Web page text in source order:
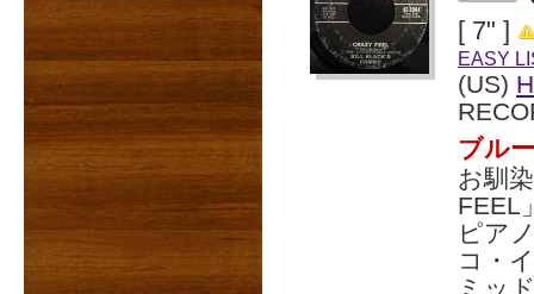
[ 7" ]
EASY
(US)
ブル
お馴
FEEL
ピア
コ・